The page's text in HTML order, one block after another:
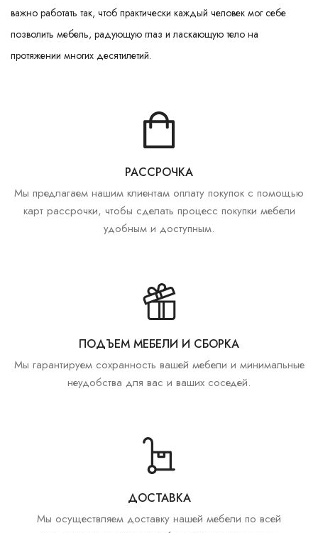
важно работать так, чтоб практически каждый человек мог себе
позволить мебель, радующую глаз и ласкающую тело на
протяжении многих десятилетий.
РАССРОЧКА
Мы предлагаем нашим клиентам оплату покупок с помощью
карт рассрочки, чтобы сделать процесс покупки мебели
удобным и доступным.
ПОДЪЕМ МЕБЕЛИ И СБОРКА
Мы гарантируем сохранность вашей мебели и минимальные
неудобства для вас и ваших соседей.
ДОСТАВКА
Мы осуществляем доставку нашей мебели по всей